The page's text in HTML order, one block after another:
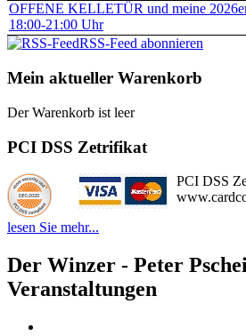
OFFENE KELLETÜR und meine
18:00-21:00 Uhr
RSS-Feed abonnieren
Mein aktueller Warenkorb
Der Warenkorb ist leer
PCI DSS Zetrifikat
PCI DSS
lesen Sie mehr...
Der Winzer - Peter
Veranstaltungen